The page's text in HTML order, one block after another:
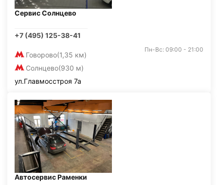
Сервис Солнцево
+7 (495) 125-38-41
Говорово(1,35 км)
Солнцево(930 м)
Пн-Вс: 09:00 - 21:00
ул.Главмосстроя 7а
Автосервис Раменки